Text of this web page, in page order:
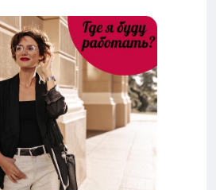
— ПОМОЩНИК КГЭУ
·
📋 Приёмная комиссия
🧮 Баллы и направления